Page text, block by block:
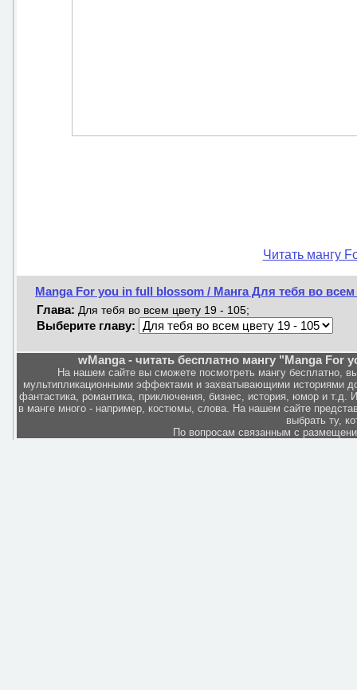
Читать мангу
Manga For you in full blossom / Манга Для тебя во всем
Глава: Для тебя во всем цвету 19 - 105;
Выберите главу:
wManga - читать бесплатно мангу "Manga
На нашем сайте вы сможете посмотреть мангу бесплатно,
мультипликационными эффектами и захватывающими историями
фантастика, романтика, приключения, бизнес, история, юмор и
в манге много - например, костюмы, слова. На нашем сайте
выбрать ту,
По вопросам связанным с